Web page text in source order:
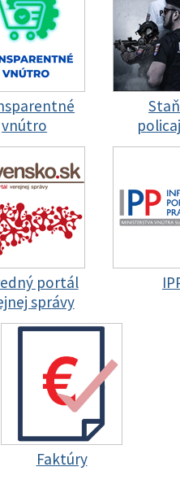
vnútro
portál
správy
Faktúry